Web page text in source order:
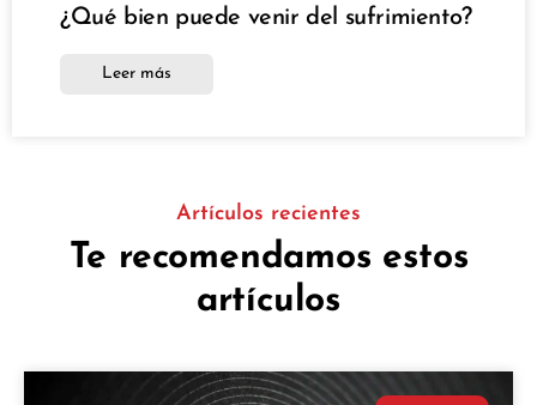
¿Qué bien puede venir del sufrimiento?
Leer más
Artículos recientes
Te recomendamos estos
artículos